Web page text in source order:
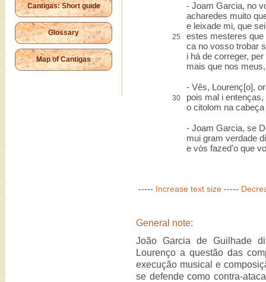
Cantigas: Short guide
Glossary
Map of Cantigas
- Joam Garcia, no
acharedes muito
e leixade mi, que
25
estes mesteres
ca no vosso trobar
i há de correger, per
mais que nos
- Vês, Lourenç[o],
30
pois mal i entenças,
o citolom na cabeça
- Joam Garcia, se
mui gram verdade
e vós fazed'o que
----- Increase text size -----
General note:
João Garcia de Guilhade
Lourenço a questão das
execução musical e
se defende como contra-